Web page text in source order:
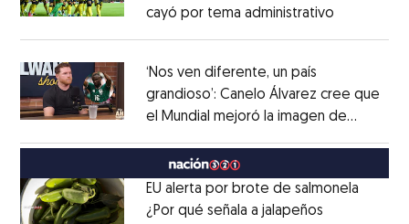
cayó por tema administrativo
‘Nos ven diferente, un país
grandioso’: Canelo Álvarez cree que
el Mundial mejoró la imagen de
EU alerta por brote de salmonela
¿Por qué señala a jalapeños